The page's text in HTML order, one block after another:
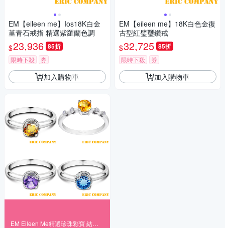
EM【eileen me】Ios18K白金
堇青石戒指 精選紫羅蘭色調
$23,936 85折
限時下殺 券
加入購物車
EM【eileen me】18K白色金復
古型紅璧璽鑽戒
$32,725 85折
限時下殺 券
加入購物車